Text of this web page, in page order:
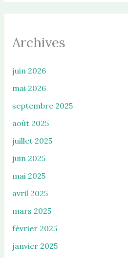
Archives
juin 2026
mai 2026
septembre 2025
août 2025
juillet 2025
juin 2025
mai 2025
avril 2025
mars 2025
février 2025
janvier 2025